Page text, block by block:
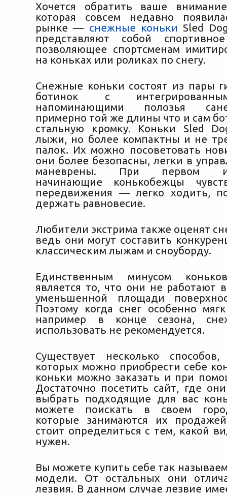
Хочется обратить ваше
которая совсем недавно
рынке — снежные коньки Sled
представляют собой
позволяющее спортсменам
на коньках или роликах по снегу.
Снежные коньки состоят из пары
ботинок с
напоминающими полозья
примерно той же длины что и сам
стальную кромку. Коньки Sled
лыжи, но более компактны и не
палок. Их можно посоветовать
они более безопасны, легки в
маневрены. При первом
начинающие конькобежцы
передвижения — легко ходить,
держать равновесие.
Любители экстрима также оценят
ведь они могут составить
классическим лыжам и сноуборду.
Единственным минусом
является то, что они не работают
уменьшенной площади
Поэтому когда снег особенно
например в конце сезона,
использовать не рекомендуется.
Существует несколько
которых можно приобрести себе
коньки можно заказать и при
Достаточно посетить сайт, где
выбрать подходящие для вас
можете поискать в своем
которые занимаются их
стоит определиться с тем, какой
нужен.
Вы можете купить себе так
модели. От остальных они
лезвия. В данном случае лезвие